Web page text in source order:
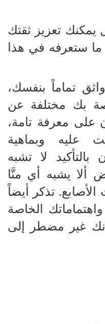
تعزيز ثقتك
ما ستعرفه في هذا
تماماً بنفسك،
بك مختلفة عن
على معرفة تامة،
عليه وبماهية
لا تشبه
ألا يشبه أي منَّا
الأصابع. تذكر أيضاً
الخاصة
غير مضطر إلى